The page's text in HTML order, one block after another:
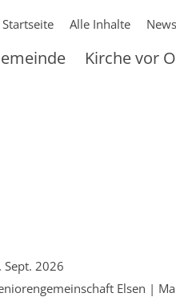
Startseite Alle Inhalte
Kirche vor
Sept. 2026
Elsen |